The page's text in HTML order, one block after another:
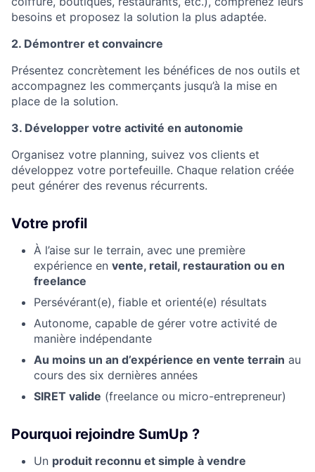
besoins et proposez la solution la plus adaptée.
2. Démontrer et convaincre
Présentez concrètement les bénéfices de nos outils et
accompagnez les commerçants jusqu’à la mise en
place de la solution.
3. Développer votre activité en autonomie
Organisez votre planning, suivez vos clients et
développez votre portefeuille. Chaque relation créée
peut générer des revenus récurrents.
Votre profil
À l’aise sur le terrain, avec une première
expérience en vente, retail, restauration ou en
freelance
Persévérant(e), fiable et orienté(e) résultats
Autonome, capable de gérer votre activité de
manière indépendante
Au moins un an d’expérience en vente terrain au
cours des six dernières années
SIRET valide (freelance ou micro-entrepreneur)
Pourquoi rejoindre SumUp ?
Un produit reconnu et simple à vendre